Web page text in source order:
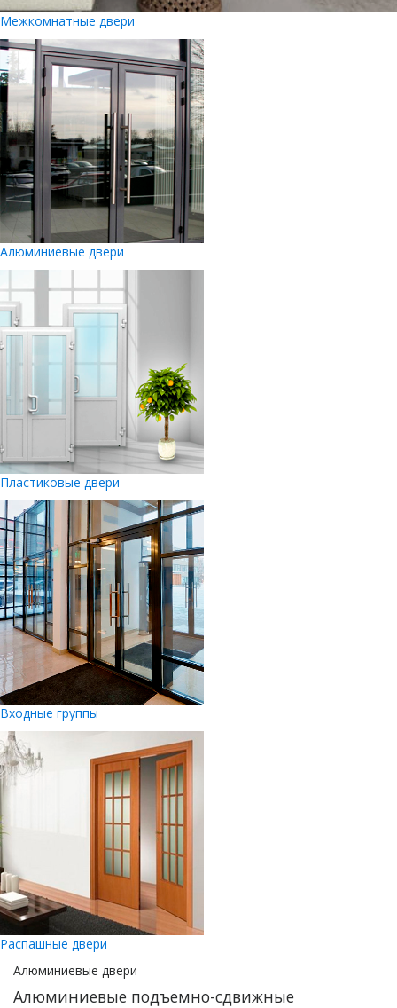
Межкомнатные двери
Алюминиевые двери
Пластиковые двери
Входные группы
Распашные двери
Алюминиевые двери
Алюминиевые подъемно-сдвижные